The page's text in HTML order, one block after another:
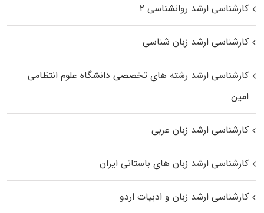
کارشناسی ارشد روانشناسی ۲
کارشناسی ارشد زبان شناسی
کارشناسی ارشد رﺷﺘﻪ ﻫﺎی تخصصی داﻧﺸﮕﺎه ﻋﻠﻮم انتظامی
اﻣﻴﻦ
کارشناسی ارشد زبان عربی
کارشناسی ارشد زبان‌ های باستانی ایران
کارشناسی ارشد زبان و ادبیات اردو